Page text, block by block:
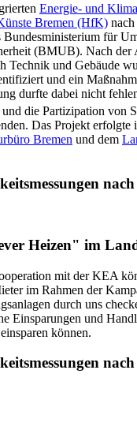
Energie- und
Bremen (HfK) nach
Bundesministerium für
(BMUB). Nach der
Technik und Gebäude
und ein
durfte dabei nicht
die Partizipation von
Das Projekt
Bremen und dem
Heizen" im
mit der KEA
im Rahmen der
durch uns
Einsparungen und
können.